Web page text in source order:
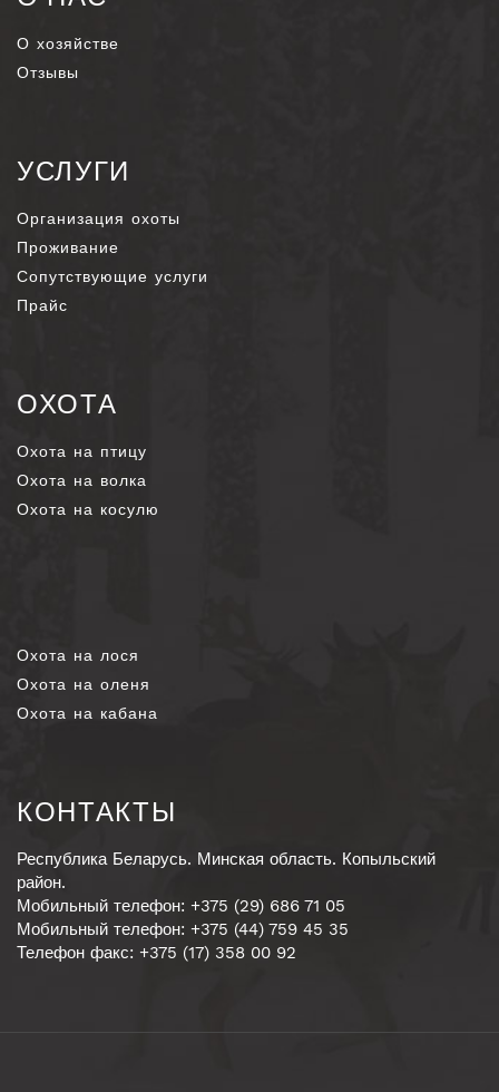
О хозяйстве
Отзывы
УСЛУГИ
Организация охоты
Проживание
Сопутствующие услуги
Прайс
ОХОТА
Охота на птицу
Охота на волка
Охота на косулю
Охота на лося
Охота на оленя
Охота на кабана
КОНТАКТЫ
Республика Беларусь. Минская область. Копыльский
район.
Мобильный телефон: +375 (29) 686 71 05
Мобильный телефон: +375 (44) 759 45 35
Телефон факс: +375 (17) 358 00 92